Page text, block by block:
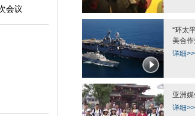
会议
“环太
美合
详细>>
亚洲
详细>>